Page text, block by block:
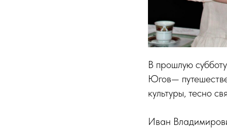
В прошлую
Югов—
культуры, тесно
Иван